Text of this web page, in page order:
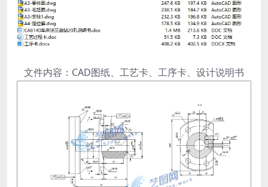
文件内容：CAD图纸、工艺卡、工序卡、设计说明书